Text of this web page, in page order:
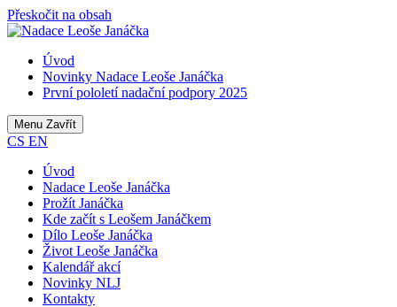
Přeskočit na obsah
Úvod
Novinky Nadace Leoše Janáčka
První pololetí nadační podpory 2025
Menu Zavřít
CS EN
Úvod
Nadace Leoše Janáčka
Prožít Janáčka
Kde začít s Leošem Janáčkem
Dílo Leoše Janáčka
Život Leoše Janáčka
Kalendář akcí
Novinky NLJ
Kontakty